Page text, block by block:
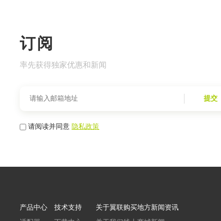
订阅
率先获得独家优惠和新闻
提交
请阅读并同意隐私政策
产品中心
技术支持
关于翼联购买地方新闻资讯